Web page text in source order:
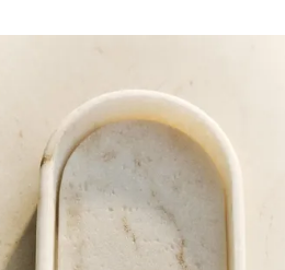
تم تغيير الصورة إلى 1 من 6